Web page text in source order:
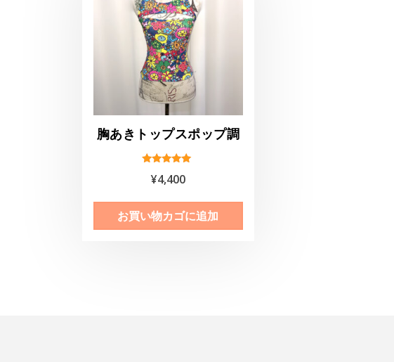
胸あきトップスポップ調
5.00
¥4,400
お買い物カゴに追加